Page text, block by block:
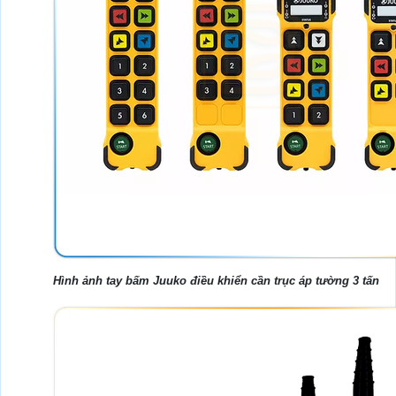
Hình ảnh tay bấm Juuko điều khiển cần trục áp tường 3 tấn